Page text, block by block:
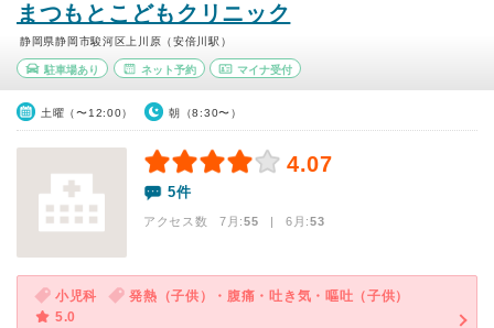
まつもとこどもクリニック
静岡県静岡市駿河区上川原（安倍川駅）
駐車場あり ネット予約 マイナ受付
土曜（〜12:00） 朝（8:30〜）
4.07
5件
アクセス数 7月:55 | 6月:53
小児科
発熱（子供）・腹痛・吐き気・嘔吐（子供）
5.0